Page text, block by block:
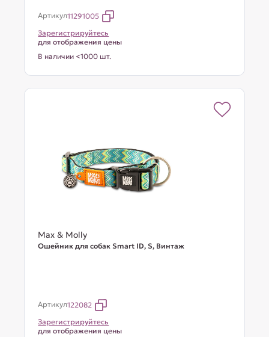
Артикул11291005
Зарегистрируйтесь
для отображения цены
В наличии <1000 шт.
Max & Molly
Ошейник для собак Smart ID, S, Винтаж
Артикул122082
Зарегистрируйтесь
для отображения цены